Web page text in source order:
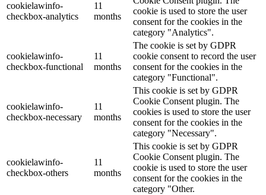
cookielawinfo-
checkbox-analytics
11
months
cookie is used to store the user
consent for the cookies in the
category "Analytics".
cookielawinfo-
checkbox-functional
11
months
The cookie is set by GDPR
cookie consent to record the user
consent for the cookies in the
category "Functional".
cookielawinfo-
checkbox-necessary
11
months
This cookie is set by GDPR
Cookie Consent plugin. The
cookies is used to store the user
consent for the cookies in the
category "Necessary".
cookielawinfo-
checkbox-others
11
months
This cookie is set by GDPR
Cookie Consent plugin. The
cookie is used to store the user
consent for the cookies in the
category "Other.